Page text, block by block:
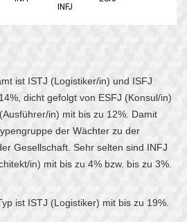
ist ISTJ (Logistiker/in) und ISFJ
dicht gefolgt von ESFJ (Konsul/in)
in) mit bis zu 12%. Damit
der Wächter zu der
Gesellschaft. Sehr selten sind INFJ
in) mit bis zu 4% bzw. bis zu 3%.
ist ISTJ (Logistiker) mit bis zu 19%.